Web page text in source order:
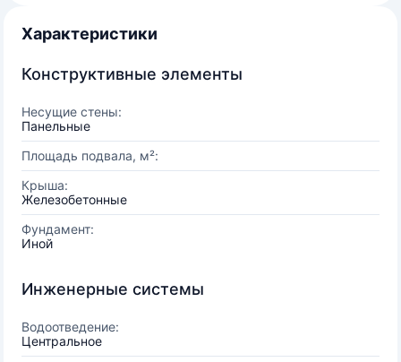
Характеристики
Конструктивные элементы
Несущие стены:
Панельные
Площадь подвала, м²:
Крыша:
Железобетонные
Фундамент:
Иной
Инженерные системы
Водоотведение:
Центральное